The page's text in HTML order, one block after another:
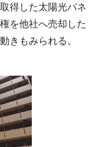
得した太陽光パネ
を他社へ売却した
きもみられる。